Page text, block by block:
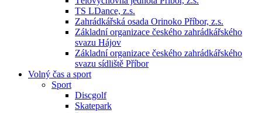
TS LDance, z.s.
Zahrádkářská osada Orinoko Příbor, z.s.
Základní organizace českého zahrádkářského
svazu Hájov
Základní organizace českého zahrádkářského
svazu sídliště Příbor
Volný čas a sport
Sport
Discgolf
Skatepark